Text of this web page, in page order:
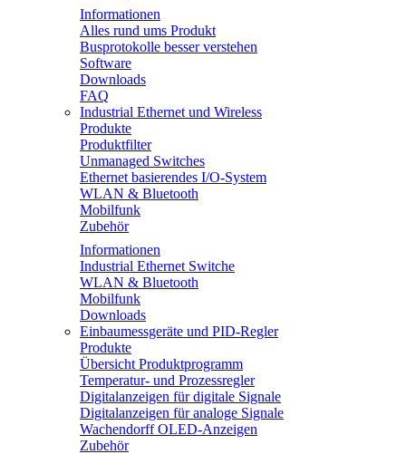
Informationen
Alles rund ums Produkt
Busprotokolle besser verstehen
Software
Downloads
FAQ
Industrial Ethernet und Wireless
Produkte
Produktfilter
Unmanaged Switches
Ethernet basierendes I/O-System
WLAN & Bluetooth
Mobilfunk
Zubehör
Informationen
Industrial Ethernet Switche
WLAN & Bluetooth
Mobilfunk
Downloads
Einbaumessgeräte und PID-Regler
Produkte
Übersicht Produktprogramm
Temperatur- und Prozessregler
Digitalanzeigen für digitale Signale
Digitalanzeigen für analoge Signale
Wachendorff OLED-Anzeigen
Zubehör